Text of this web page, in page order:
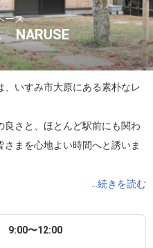
ース
NARUSE
、いすみ市大原にある素朴なレ
さと、ほとんど駅前にも関わ
まを心地よい時間へと誘いま
て
して
...続きを読む
〜12:00